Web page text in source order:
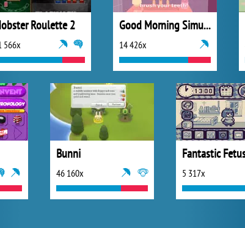
Roulette 2
566x
Good Morning Simulator
14 426x
Bunni
46 160x
Fantastic
5 317x